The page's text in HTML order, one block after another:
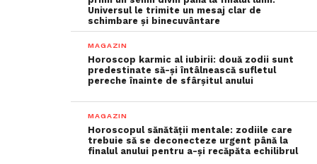
Universul le trimite un mesaj clar de
schimbare și binecuvântare
MAGAZIN
Horoscop karmic al iubirii: două zodii sunt
predestinate să-și întâlnească sufletul
pereche înainte de sfârșitul anului
MAGAZIN
Horoscopul sănătății mentale: zodiile care
trebuie să se deconecteze urgent până la
finalul anului pentru a-și recăpăta echilibrul